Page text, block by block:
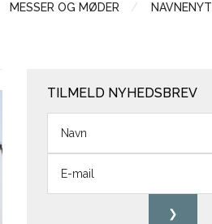
MESSER OG MØDER
NAVNENYT
TILMELD NYHEDSBREV